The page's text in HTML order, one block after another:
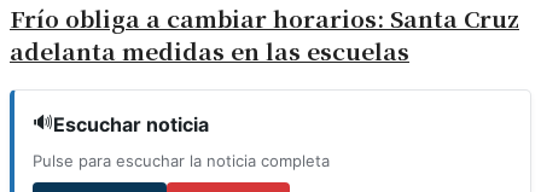
Frío obliga a cambiar horarios: Santa Cruz
adelanta medidas en las escuelas
🔊Escuchar noticia
Pulse para escuchar la noticia completa